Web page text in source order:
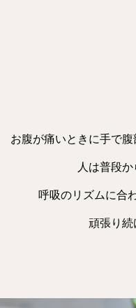
お腹が痛いときに手で
人は普段
呼吸のリズムに合
頑張り続